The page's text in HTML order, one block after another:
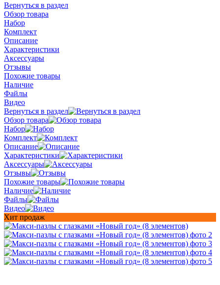
Вернуться в раздел
Обзор товара
Набор
Комплект
Описание
Характеристики
Аксессуары
Отзывы
Похожие товары
Наличие
Файлы
Видео
Вернуться в раздел
Обзор товара
Набор
Комплект
Описание
Характеристики
Аксессуары
Отзывы
Похожие товары
Наличие
Файлы
Видео
Хит продаж